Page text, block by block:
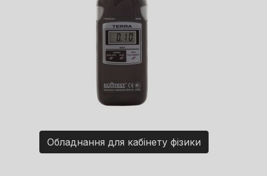
Обладнання для кабінету фізики